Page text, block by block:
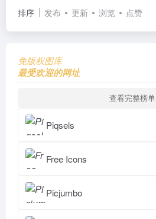
排序 发布 更新 浏览 点赞
免版权图库
最受欢迎的网址
查看完整榜单
Piqsels
Free Icons
Picjumbo